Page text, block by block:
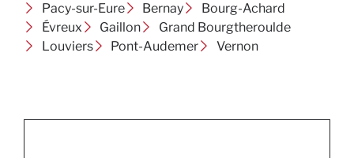
Pacy-sur-Eure
Bernay
Bourg-Achard
Évreux
Gaillon
Grand Bourgtheroulde
Louviers
Pont-Audemer Vernon